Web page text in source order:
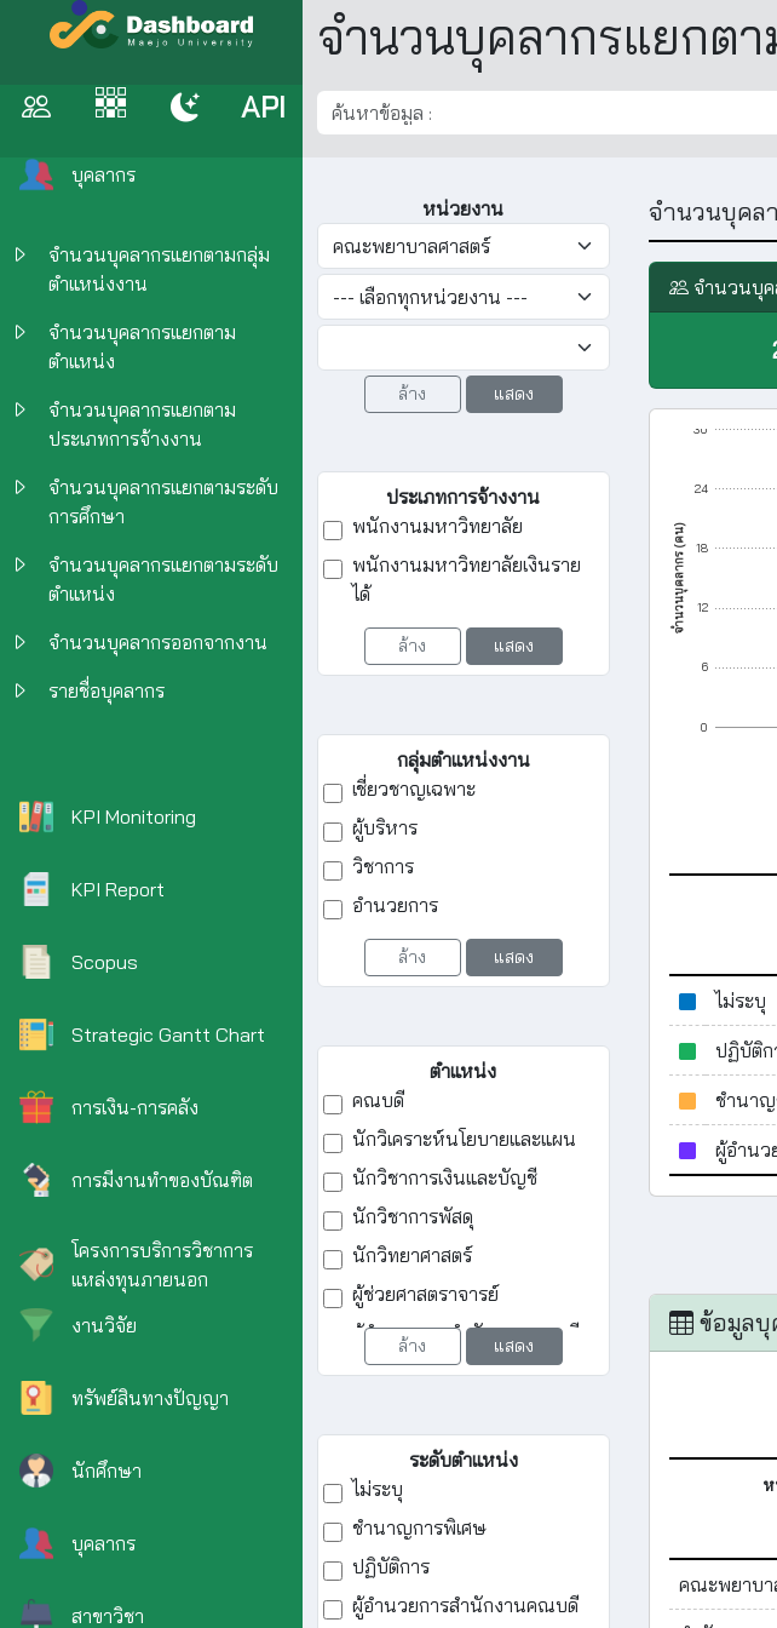
API
บุคลากร
จำนวนบุคลากรแยกตามกลุ่ม
ตำแหน่งงาน
จำนวนบุคลากรแยกตาม
ตำแหน่ง
จำนวนบุคลากรแยกตาม
ประเภทการจ้างงาน
จำนวนบุคลากรแยกตามระดับ
การศึกษา
จำนวนบุคลากรแยกตามระดับ
ตำแหน่ง
จำนวนบุคลากรออกจากงาน
รายชื่อบุคลากร
KPI Monitoring
KPI Report
Scopus
Strategic Gantt Chart
การเงิน-การคลัง
การมีงานทำของบัณฑิต
โครงการบริการวิชาการ
แหล่งทุนภายนอก
งานวิจัย
ทรัพย์สินทางปัญญา
นักศึกษา
บุคลากร
สาขาวิชา
จำนวนบุคลากรแยกต
หน่วยงาน
ล้าง แสดง
ประเภทการจ้างงาน
พนักงานมหาวิทยาลัย
พนักงานมหาวิทยาลัยเงินราย
ได้
ล้าง แสดง
กลุ่มตำแหน่งงาน
เชี่ยวชาญเฉพาะ
ผู้บริหาร
วิชาการ
อำนวยการ
ล้าง แสดง
ตำแหน่ง
คณบดี
นักวิเคราะห์นโยบายและแผน
นักวิชาการเงินและบัญชี
นักวิชาการพัสดุ
นักวิทยาศาสตร์
ผู้ช่วยศาสตราจารย์
ผู้อำนวยการสำนักงานคณบดี
คณะพยาบาลศาสตร์
อาจารย์
ล้าง แสดง
ระดับตำแหน่ง
ไม่ระบุ
ชำนาญการพิเศษ
ปฏิบัติการ
ผู้อำนวยการสำนักงานคณบดี
จำนวนบุคล
จำนวนบุค
0
6
12
18
24
30
จำนวนบุคลากร (คน)
ไม่ระบุ
ปฏิบัติก
ชำนาญ
ผู้อำนว
ข้อมูลบุ
คณะพยาบา